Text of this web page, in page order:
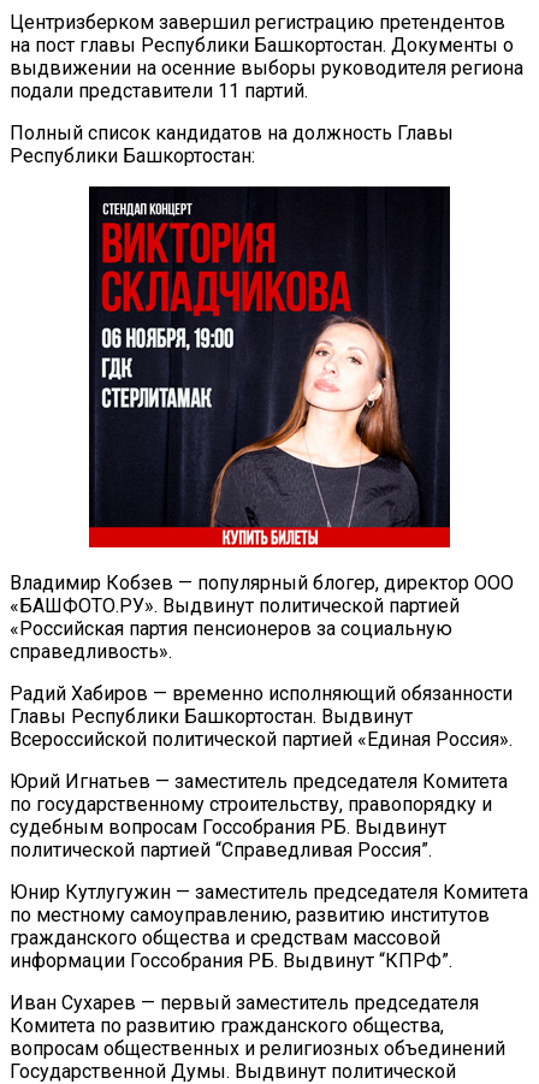
Центризберком завершил регистрацию претендентов
на пост главы Республики Башкортостан. Документы о
выдвижении на осенние выборы руководителя региона
подали представители 11 партий.
Полный список кандидатов на должность Главы
Республики Башкортостан:
Владимир Кобзев — популярный блогер, директор ООО
«БАШФОТО.РУ». Выдвинут политической партией
«Российская партия пенсионеров за социальную
справедливость».
Радий Хабиров — временно исполняющий обязанности
Главы Республики Башкортостан. Выдвинут
Всероссийской политической партией «Единая Россия».
Юрий Игнатьев — заместитель председателя Комитета
по государственному строительству, правопорядку и
судебным вопросам Госсобрания РБ. Выдвинут
политической партией “Справедливая Россия”.
Юнир Кутлугужин — заместитель председателя Комитета
по местному самоуправлению, развитию институтов
гражданского общества и средствам массовой
информации Госсобрания РБ. Выдвинут “КПРФ”.
Иван Сухарев — первый заместитель председателя
Комитета по развитию гражданского общества,
вопросам общественных и религиозных объединений
Государственной Думы. Выдвинут политической